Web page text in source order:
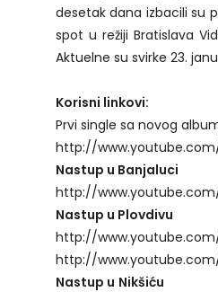
desetak dana izbacili su
spot u režiji Bratislava
Aktuelne su svirke 23.
Korisni linkovi:
Prvi single sa novog
http://
Nastup u Banjaluci
http://www.youtube.com/
Nastup u Plovdivu
http://
http://
Nastup u Nikšiću